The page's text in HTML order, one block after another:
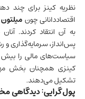
نظریه کینز برای چند
اقتصاددانانی چون
به آن انتقاد کردند.
پس‌انداز، سرمایه‌گذاری
سیاست‌های مالی را بیش
کینزی همچنان بخش
تشکیل می‌دهند.
پول‌گرایی: دیدگاهی